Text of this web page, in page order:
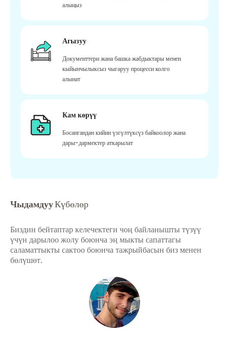
алыңыз
Агызуу
Документтери жана башка жабдыктары менен
кыйынчылыксыз чыгаруу процесси колго
алынат
Кам көрүү
Босангандан кийин үзгүлтүксүз байкоолор жана
дары-дармектер аткарылат
ЧыдамдууКүбөлөр
Биздин бейтаптар келечектеги чоң байланышты түзүү
үчүн дарылоо жолу боюнча эң мыкты сапаттагы
саламаттыкты сактоо боюнча тажрыйбасын биз менен
бөлүшөт.